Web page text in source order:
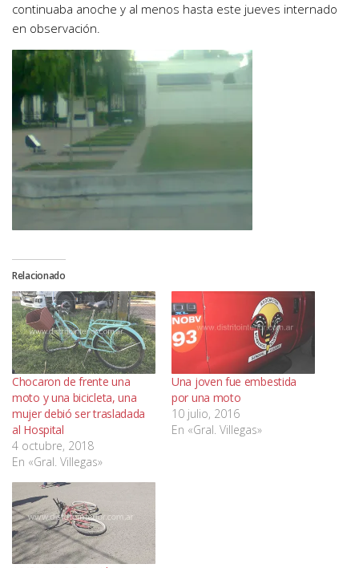
continuaba anoche y al menos hasta este jueves internado
en observación.
Relacionado
Chocaron de frente una
moto y una bicicleta, una
mujer debió ser trasladada
al Hospital
4 octubre, 2018
En «Gral. Villegas»
Una joven fue embestida
por una moto
10 julio, 2016
En «Gral. Villegas»